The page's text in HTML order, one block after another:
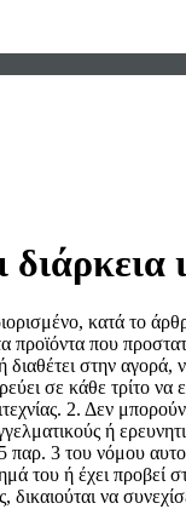
κατά το
προϊόντα που
στην αγορά,
σε κάθε τρίτο να
2. Δεν
ή
παρ. 3 του νόμου
ή έχει προβεί
να